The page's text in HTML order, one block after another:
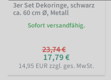
3er Set Dekoringe, schwarz
ca. 60 cm Ø, Metall
Sofort versandfähig.
23,74 €
17,79 €
14,95 EUR zzgl. ges. MwSt.